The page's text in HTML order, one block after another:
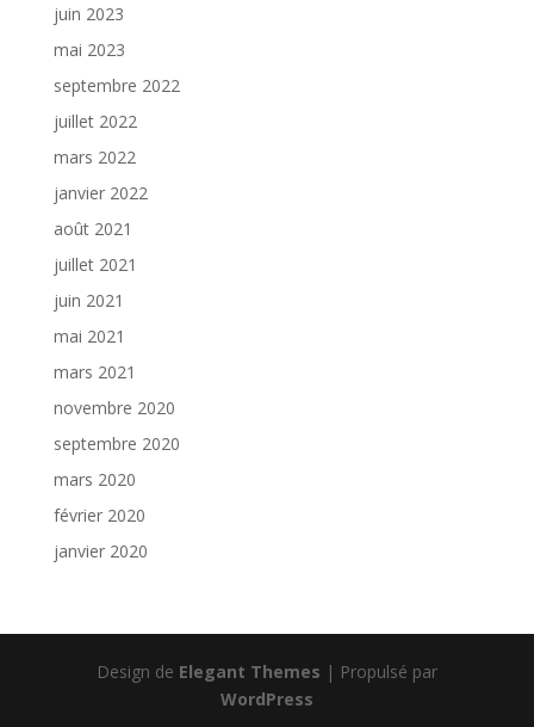
juin 2023
mai 2023
septembre 2022
juillet 2022
mars 2022
janvier 2022
août 2021
juillet 2021
juin 2021
mai 2021
mars 2021
novembre 2020
septembre 2020
mars 2020
février 2020
janvier 2020
Design de Elegant Themes | Propulsé par
WordPress